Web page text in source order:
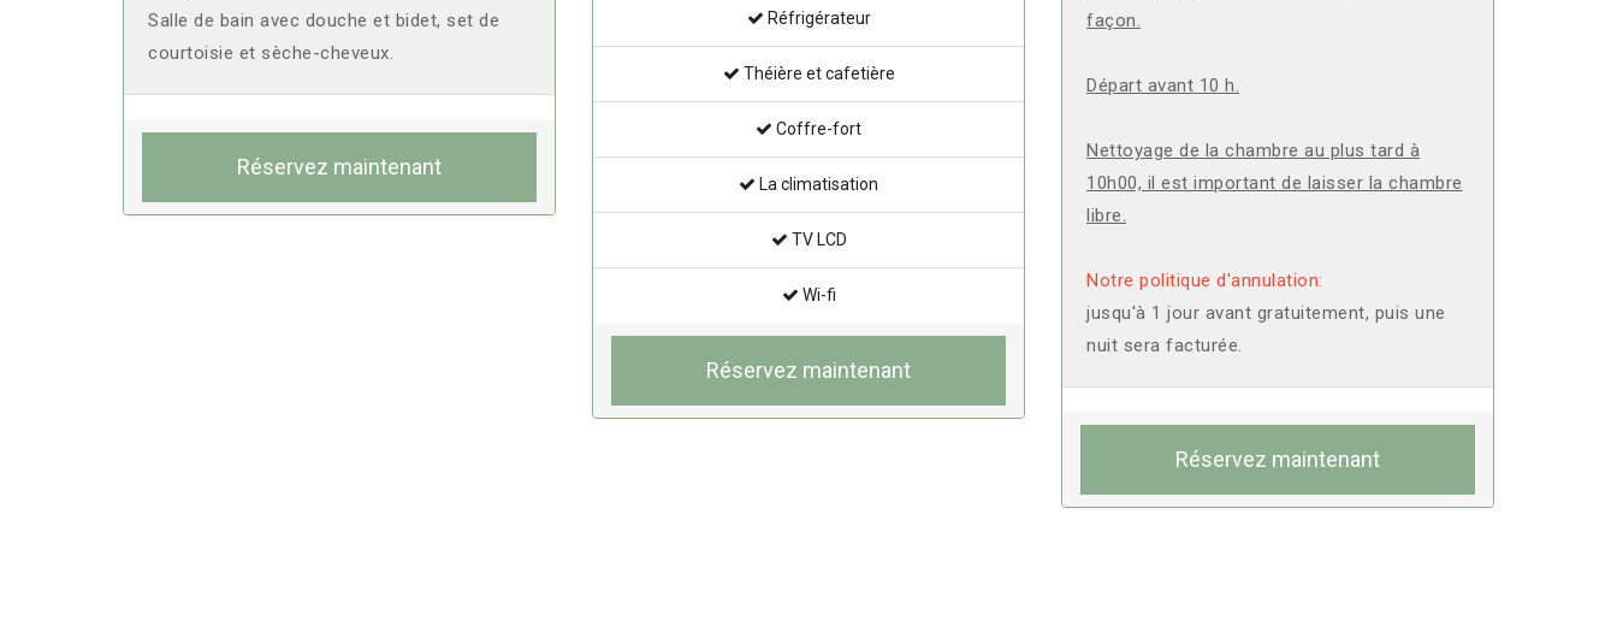
Salle de bain avec douche et bidet, set de
courtoisie et sèche-cheveux.
Réservez maintenant
Réfrigérateur
Théière et cafetière
Coffre-fort
La climatisation
TV LCD
Wi-fi
Réservez maintenant
façon.
Départ avant 10 h.
Nettoyage de la chambre au plus tard à
10h00, il est important de laisser la chambre
libre.
Notre politique d'annulation:
jusqu'à 1 jour avant gratuitement, puis une
nuit sera facturée.
Réservez maintenant